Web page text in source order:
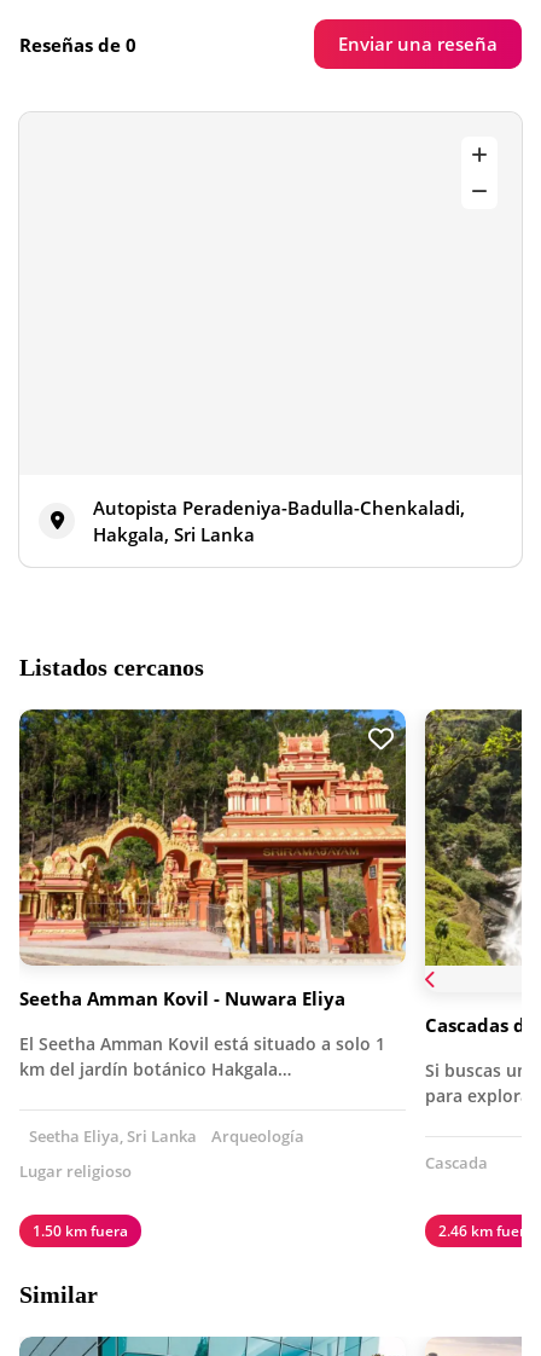
Reseñas de 0 Enviar una reseña
Autopista Peradeniya-Badulla-Chenkaladi,
Hakgala, Sri Lanka
Listados cercanos
Seetha Amman Kovil - Nuwara Eliya
El Seetha Amman Kovil está situado a solo 1
km del jardín botánico Hakgala…
Seetha Eliya, Sri Lanka
Arqueología
Lugar religioso
1.50 km fuera
Cascadas
Si buscas
para
Cascada
2.46 km fuera
Similar